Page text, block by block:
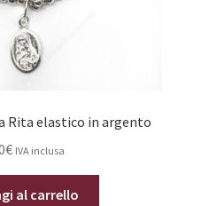
Rita elastico in argento
€ IVA inclusa
al carrello